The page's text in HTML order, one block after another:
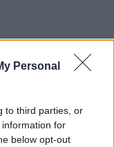
Personal
to third parties, or
for
below opt-out